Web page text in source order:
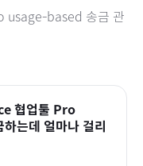
usage-based 송금 관
협업툴 Pro
는데 얼마나 걸리